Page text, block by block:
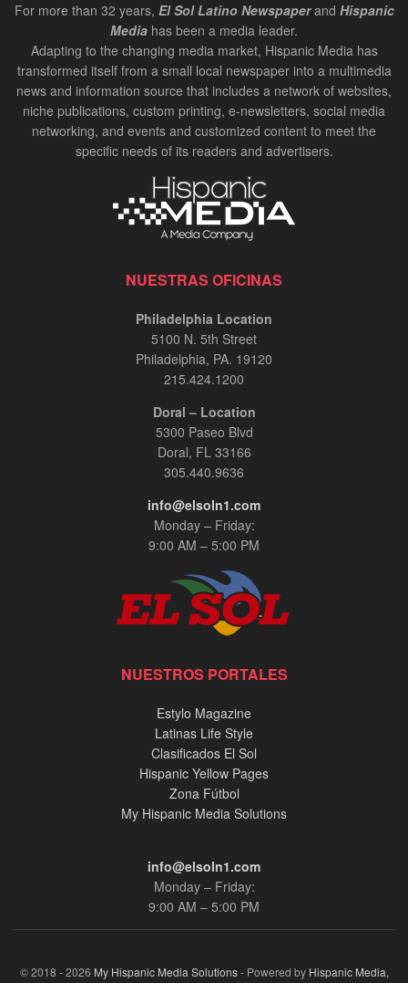
For more than 32 years, El Sol Latino Newspaperand Hispanic
Media has been a media leader.
Adapting to the changing media market, Hispanic Media has
transformed itself from a small local newspaper into a multimedia
news and information source that includes a network of websites,
niche publications, custom printing, e-newsletters, social media
networking, and events and customized content to meet the
specific needs of its readers and advertisers.
NUESTRAS OFICINAS
Philadelphia Location
5100 N. 5th Street
Philadelphia, PA. 19120
215.424.1200
Doral – Location
5300 Paseo Blvd
Doral, FL 33166
305.440.9636
info@elsoln1.com
Monday – Friday:
9:00 AM – 5:00 PM
NUESTROS PORTALES
Estylo Magazine
Latinas Life Style
Clasificados El Sol
Hispanic Yellow Pages
Zona Fútbol
My Hispanic Media Solutions
info@elsoln1.com
Monday – Friday:
9:00 AM – 5:00 PM
© 2018 - 2026 My Hispanic Media Solutions- Powered by Hispanic Media,